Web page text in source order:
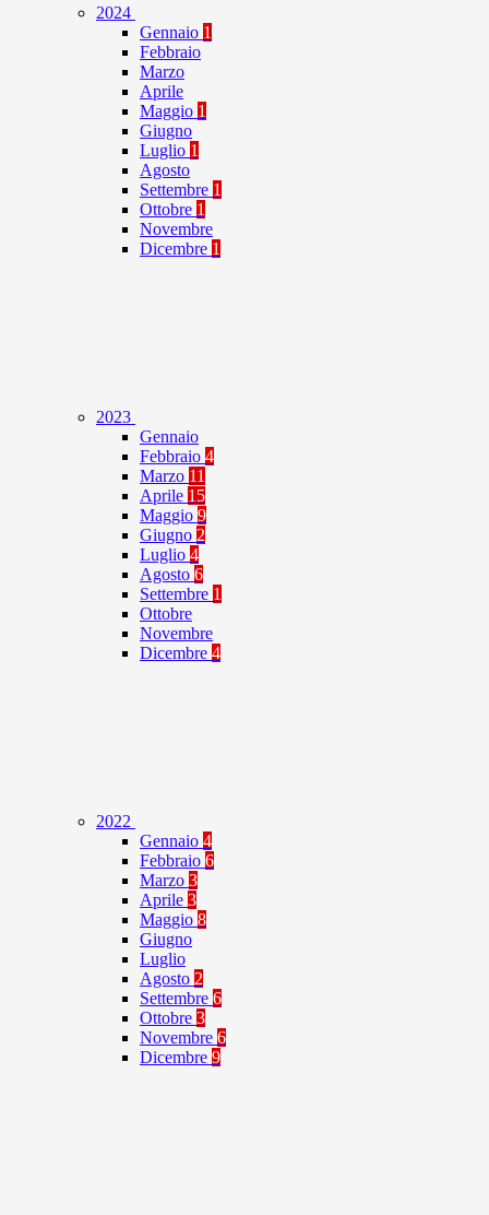
2024
Gennaio 1
Febbraio
Marzo
Aprile
Maggio 1
Giugno
Luglio 1
Agosto
Settembre 1
Ottobre 1
Novembre
Dicembre 1
2023
Gennaio
Febbraio 4
Marzo 11
Aprile 15
Maggio 9
Giugno 2
Luglio 4
Agosto 6
Settembre 1
Ottobre
Novembre
Dicembre 4
2022
Gennaio 4
Febbraio 6
Marzo 3
Aprile 3
Maggio 8
Giugno
Luglio
Agosto 2
Settembre 6
Ottobre 3
Novembre 6
Dicembre 9